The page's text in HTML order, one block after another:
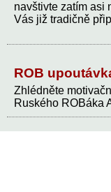
navštivte zatím asi
Vás již tradičně
ROB
Zhlédněte
Ruského ROBáka